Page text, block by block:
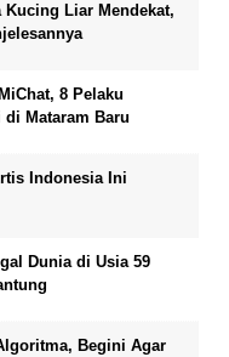
Kucing Liar Mendekat,
8 Pelaku
Mataram Baru
Indonesia Ini
Dunia di Usia 59
Begini Agar